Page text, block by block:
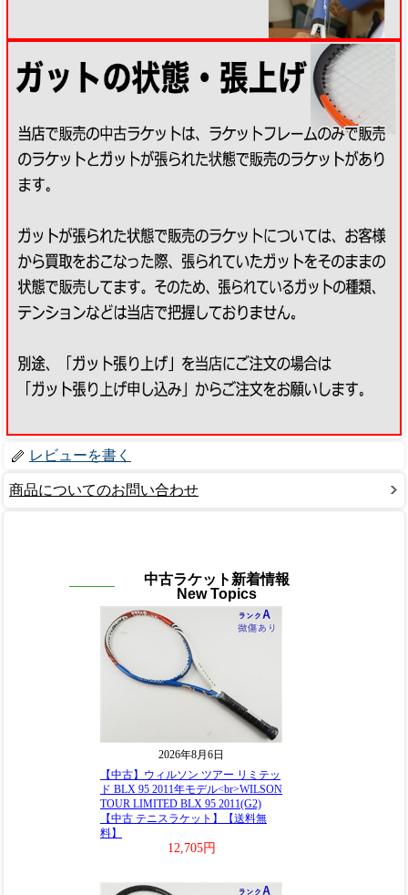
レビューを書く
商品についてのお問い合わせ
中古ラケット新着情報
New Topics